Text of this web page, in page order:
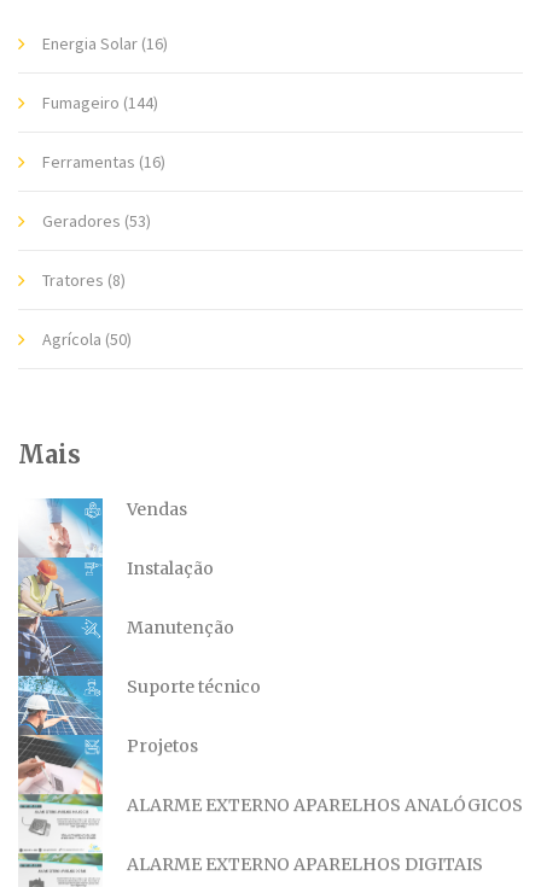
Energia Solar (16)
Fumageiro (144)
Ferramentas (16)
Geradores (53)
Tratores (8)
Agrícola (50)
Mais
Vendas
Instalação
Manutenção
Suporte técnico
Projetos
ALARME EXTERNO APARELHOS ANALÓGICOS
ALARME EXTERNO APARELHOS DIGITAIS